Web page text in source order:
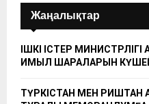
Жаңалықтар
ІШКІ ІСТЕР
ҚИМЫЛ ШАРАЛАРЫН
ТҮРКІСТАН МЕН РИШТАН